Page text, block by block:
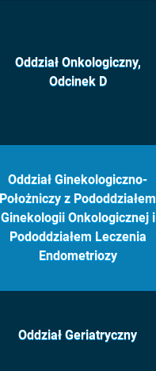
Oddział Onkologiczny,
Odcinek D
Oddział Ginekologiczno-
Położniczy z Pododdziałem
Ginekologii Onkologicznej i
Pododdziałem Leczenia
Endometriozy
Oddział Geriatryczny